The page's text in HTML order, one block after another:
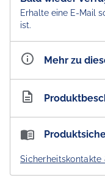
Erhalte eine E-Mail
ist.
Mehr zu
Artikelnummer
23rd Street Violet
Lebendig,
Sicherheitskontakte